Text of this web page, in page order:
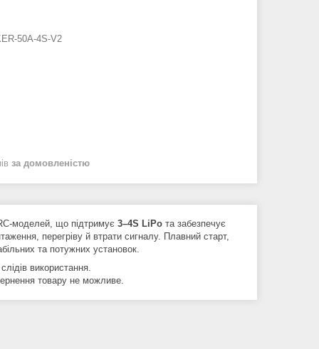
50A-4S-V2
за домовленістю
моделей, що підтримує 3–4S LiPo та забезпечує
перегріву й втрати сигналу. Плавний старт,
та потужних установок.
використання.
товару не можливе.